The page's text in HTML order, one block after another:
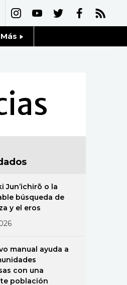
Más
Fragmentos de Japón
Gente
Blog
Tokio
Avisos
Jun’ichirō o la
búsqueda de
y el eros
manual ayuda a
con una
población